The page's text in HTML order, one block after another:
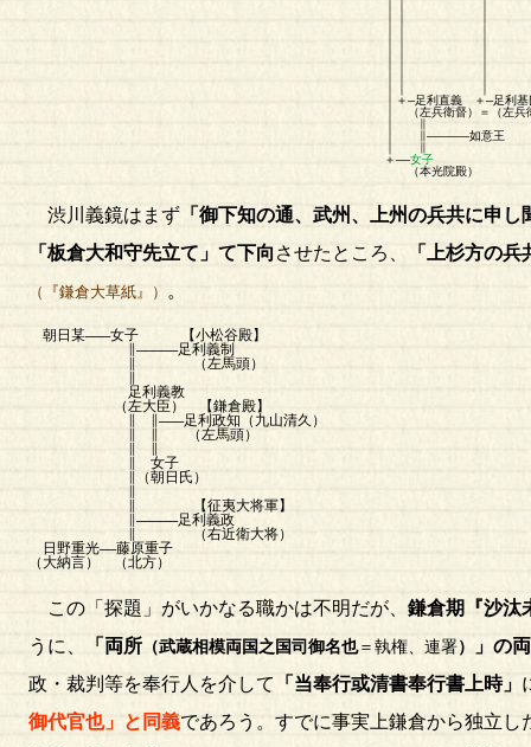
｜＋―足利直義 ＋―足利基氏―――足利氏満―――
｜ （左兵衛督）＝（左兵衛督） （左兵
｜
｜ ∥――――――如意王
｜
＋――女子
（本光院殿）
渋川義鏡はまず 「御下知の通、武州、上州の兵共に申
「板倉大和守先立て」て下向 させたところ、 「上杉方の
（『鎌倉大草紙』） 。
朝日某―――女子 【小松谷殿】
∥―――――足利義制
∥ （左馬頭）
足利義教
（左大臣） 【鎌倉殿】
∥ ∥―――足利政知（九山清久）
∥ ∥ （左馬頭）
∥ 女子
∥（朝日氏）
∥ 【征夷大将軍】
∥―――――足利義政
∥ （右近衛大将）
日野重光――藤原重子
（大納言） （北方）
この「探題」がいかなる職かは不明だが、 鎌倉期『沙汰
うに、
「両所 （武蔵相模両国之国司御名也＝執権、連署）
」の
政・裁判等を奉行人を介して
「当奉行或清書奉行書上時」
御代官也」と同義であろう。すでに事実上鎌倉から独立し